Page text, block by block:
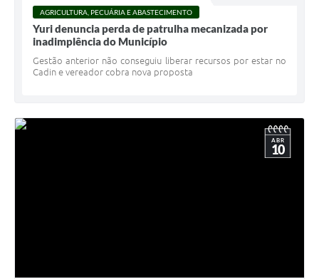
AGRICULTURA, PECUÁRIA E ABASTECIMENTO
Yuri denuncia perda de patrulha mecanizada por
inadimplência do Município
Gestão anterior não conseguiu liberar recursos por estar no
Cadin e vereador cobra nova proposta
ABR
10